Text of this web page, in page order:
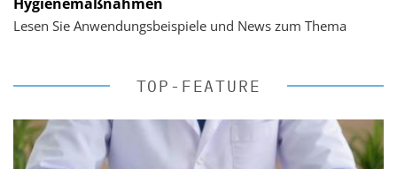
Lesen Sie Anwendungsbeispiele und News zum Thema
TOP-FEATURE